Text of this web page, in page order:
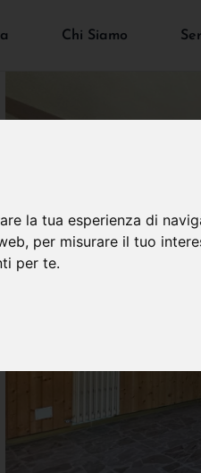
la tua esperienza di
, per misurare il tuo
per te.
Chi Siamo